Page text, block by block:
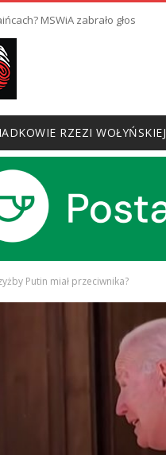
MSWiA zabrało głos
RZEZI WOŁYŃSKIEJ
Putin miał przeciwnika?